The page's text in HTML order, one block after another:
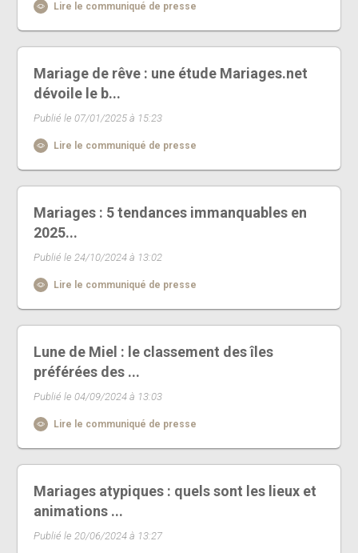
Lire le communiqué de presse
Mariage de rêve : une étude Mariages.net
dévoile le b...
Publié le 07/01/2025 à 15:23
Lire le communiqué de presse
Mariages : 5 tendances immanquables en
2025...
Publié le 24/10/2024 à 13:02
Lire le communiqué de presse
Lune de Miel : le classement des îles
préférées des ...
Publié le 04/09/2024 à 13:03
Lire le communiqué de presse
Mariages atypiques : quels sont les lieux et
animations ...
Publié le 20/06/2024 à 13:27